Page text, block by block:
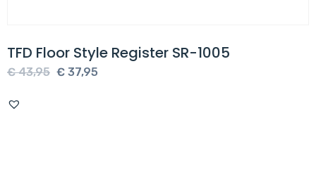
TFD Floor Style Register SR-1005
€43,95 Oorspronkelijke
€ 37,95